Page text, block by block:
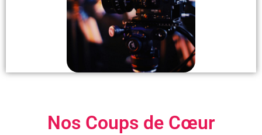
Nos Coups de Cœur